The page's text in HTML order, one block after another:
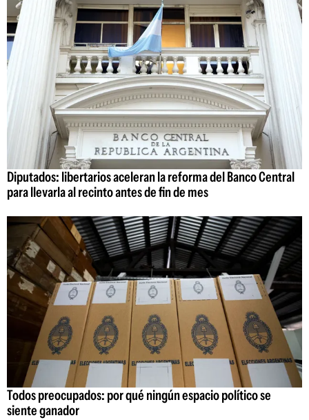
Diputados: libertarios aceleran la reforma del Banco Central
para llevarla al recinto antes de fin de mes
Todos preocupados: por qué ningún espacio político se
siente ganador